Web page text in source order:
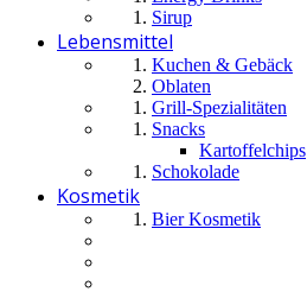
Sirup
Lebensmittel
Kuchen & Gebäck
Oblaten
Grill-Spezialitäten
Snacks
Kartoffelchips
Schokolade
Kosmetik
Bier Kosmetik